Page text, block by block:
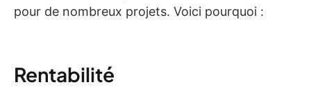
pour de nombreux projets. Voici pourquoi :
Rentabilité